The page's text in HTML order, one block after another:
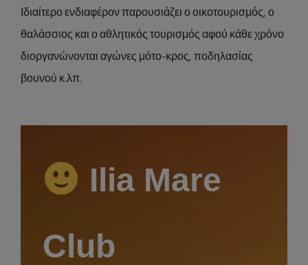
Ιδιαίτερο ενδιαφέρον παρουσιάζει ο οικοτουρισμός, ο
θαλάσσιος και ο αθλητικός τουρισμός αφού κάθε χρόνο
διοργανώνονται αγώνες μότο-κρος, ποδηλασίας
βουνού κ.λπ.
Ilia Mare
Club